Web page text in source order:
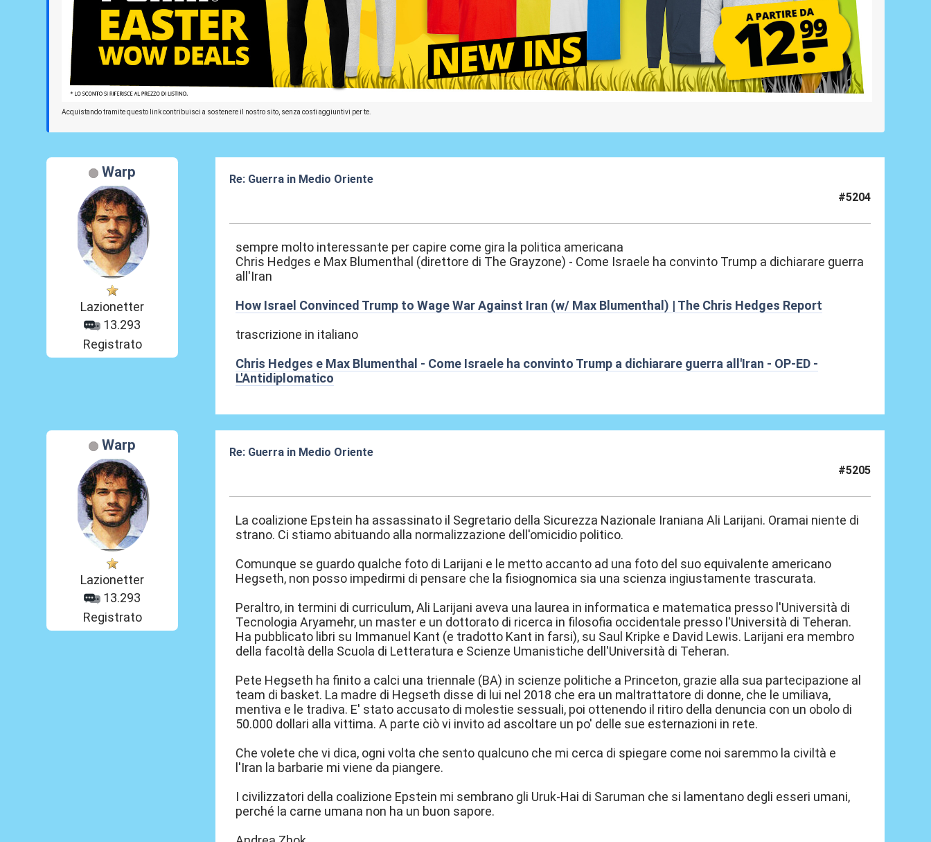
Acquistando tramite questo link contribuisci a sostenere il nostro sito, senza costi aggiuntivi per te.
Warp
Lazionetter
13.293
Registrato
Re: Guerra in Medio Oriente
#5204
sempre molto interessante per capire come gira la politica americana
Chris Hedges e Max Blumenthal (direttore di The Grayzone) - Come Israele ha convinto Trump a dichiarare guerra
all'Iran
How Israel Convinced Trump to Wage War Against Iran (w/ Max Blumenthal) | The Chris Hedges Report
trascrizione in italiano
Chris Hedges e Max Blumenthal - Come Israele ha convinto Trump a dichiarare guerra all'Iran - OP-ED -
L'Antidiplomatico
Warp
Lazionetter
13.293
Registrato
Re: Guerra in Medio Oriente
#5205
La coalizione Epstein ha assassinato il Segretario della Sicurezza Nazionale Iraniana Ali Larijani. Oramai niente di
strano. Ci stiamo abituando alla normalizzazione dell'omicidio politico.
Comunque se guardo qualche foto di Larijani e le metto accanto ad una foto del suo equivalente americano
Hegseth, non posso impedirmi di pensare che la fisiognomica sia una scienza ingiustamente trascurata.
Peraltro, in termini di curriculum, Ali Larijani aveva una laurea in informatica e matematica presso l'Università di
Tecnologia Aryamehr, un master e un dottorato di ricerca in filosofia occidentale presso l'Università di Teheran.
Ha pubblicato libri su Immanuel Kant (e tradotto Kant in farsi), su Saul Kripke e David Lewis. Larijani era membro
della facoltà della Scuola di Letteratura e Scienze Umanistiche dell'Università di Teheran.
Pete Hegseth ha finito a calci una triennale (BA) in scienze politiche a Princeton, grazie alla sua partecipazione al
team di basket. La madre di Hegseth disse di lui nel 2018 che era un maltrattatore di donne, che le umiliava,
mentiva e le tradiva. E' stato accusato di molestie sessuali, poi ottenendo il ritiro della denuncia con un obolo di
50.000 dollari alla vittima. A parte ciò vi invito ad ascoltare un po' delle sue esternazioni in rete.
Che volete che vi dica, ogni volta che sento qualcuno che mi cerca di spiegare come noi saremmo la civiltà e
l'Iran la barbarie mi viene da piangere.
I civilizzatori della coalizione Epstein mi sembrano gli Uruk-Hai di Saruman che si lamentano degli esseri umani,
perché la carne umana non ha un buon sapore.